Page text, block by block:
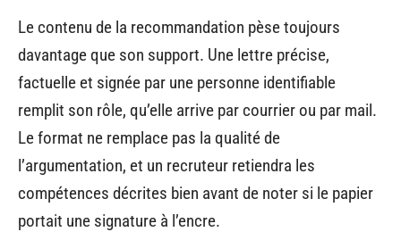
Le contenu de la recommandation pèse toujours
davantage que son support. Une lettre précise,
factuelle et signée par une personne identifiable
remplit son rôle, qu’elle arrive par courrier ou par mail.
Le format ne remplace pas la qualité de
l’argumentation, et un recruteur retiendra les
compétences décrites bien avant de noter si le papier
portait une signature à l’encre.